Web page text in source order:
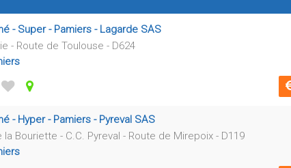
- Super - Pamiers - Lagarde SAS
- Route de Toulouse - D624
- Hyper - Pamiers - Pyreval SAS
la Bouriette - C.C. Pyreval - Route de Mirepoix - D119